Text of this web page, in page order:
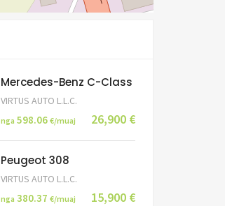
Mercedes-Benz C-Class
VIRTUS AUTO L.L.C.
nga 598.06 €/muaj 26,900 €
Peugeot 308
VIRTUS AUTO L.L.C.
nga 380.37 €/muaj 15,900 €